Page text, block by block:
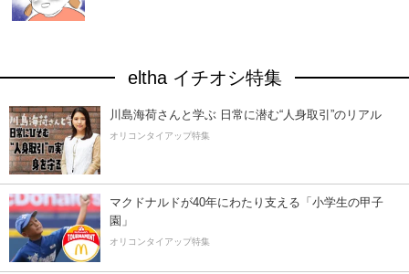
eltha イチオシ特集
川島海荷さんと学ぶ 日常に潜む“人身取引”のリアル
オリコンタイアップ特集
マクドナルドが40年にわたり支える「小学生の甲子
園」
オリコンタイアップ特集